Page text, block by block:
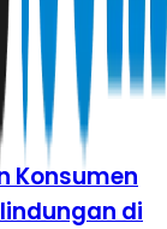
Konsumen
di